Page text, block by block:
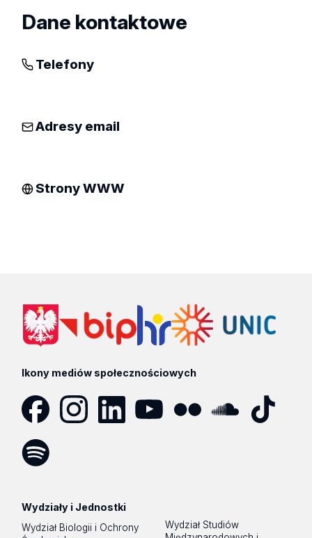
Dane kontaktowe
Telefony
Adresy email
Strony WWW
Ikony mediów społecznościowych
Wydziały i Jednostki
Wydział Biologii i Ochrony
Wydział Studiów